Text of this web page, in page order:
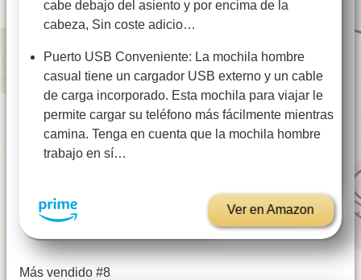
cabe debajo del asiento y por encima de la
cabeza, Sin coste adicio…
Puerto USB Conveniente: La mochila hombre
casual tiene un cargador USB externo y un cable
de carga incorporado. Esta mochila para viajar le
permite cargar su teléfono más fácilmente mientras
camina. Tenga en cuenta que la mochila hombre
trabajo en sí…
Ver en Amazon
Más vendido #8